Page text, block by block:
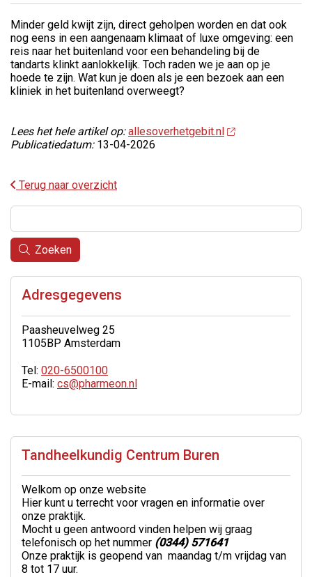
Minder geld kwijt zijn, direct geholpen worden en dat ook
nog eens in een aangenaam klimaat of luxe omgeving: een
reis naar het buitenland voor een behandeling bij de
tandarts klinkt aanlokkelijk. Toch raden we je aan op je
hoede te zijn. Wat kun je doen als je een bezoek aan een
kliniek in het buitenland overweegt?
Lees het hele artikel op: allesoverhetgebit.nl
Publicatiedatum: 13-04-2026
Terug naar overzicht
Zoeken
Adresgegevens
Paasheuvelweg 25
1105BP Amsterdam
Tel: 020-6500100
E-mail: cs@pharmeon.nl
Tandheelkundig Centrum Buren
Welkom op onze website
Hier kunt u terrecht voor vragen en informatie over
onze praktijk.
Mocht u geen antwoord vinden helpen wij graag
telefonisch op het nummer (0344) 571641
Onze praktijk is geopend van maandag t/m vrijdag van
8 tot 17 uur.